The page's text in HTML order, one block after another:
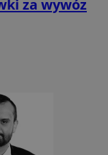
za wywóz
5 miesięcy 4